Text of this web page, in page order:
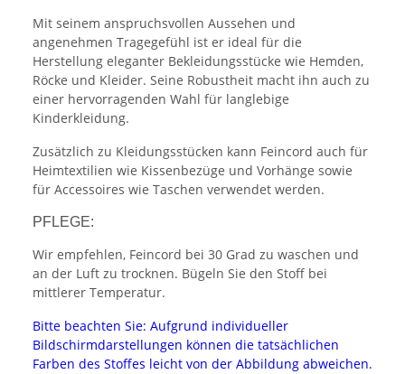
Mit seinem anspruchsvollen Aussehen und
angenehmen Tragegefühl ist er ideal für die
Herstellung eleganter Bekleidungsstücke wie Hemden,
Röcke und Kleider. Seine Robustheit macht ihn auch zu
einer hervorragenden Wahl für langlebige
Kinderkleidung.
Zusätzlich zu Kleidungsstücken kann Feincord auch für
Heimtextilien wie Kissenbezüge und Vorhänge sowie
für Accessoires wie Taschen verwendet werden.
PFLEGE:
Wir empfehlen, Feincord bei 30 Grad zu waschen und
an der Luft zu trocknen. Bügeln Sie den Stoff bei
mittlerer Temperatur.
Bitte beachten Sie: Aufgrund individueller
Bildschirmdarstellungen können die tatsächlichen
Farben des Stoffes leicht von der Abbildung abweichen.